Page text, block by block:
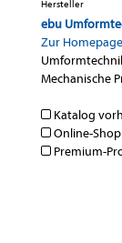
Hersteller
ebu
Zur Homepage
Mechanische
Katalog
Online-
Premium-